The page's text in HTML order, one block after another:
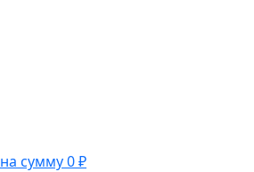
на сумму 0 ₽